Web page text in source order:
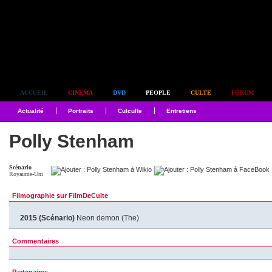
ACCUEIL CINÉMA DVD PEOPLE CULTE FORUM
Actualité Portraits Culculte Entretiens
Polly Stenham
Scénario
Royaume-Uni
Filmographie sur FilmDeCulte
2015 (Scénario) Neon demon (The)
Commentaires